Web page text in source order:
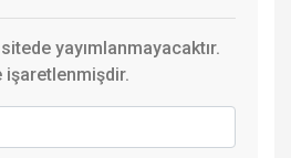
yayımlanmayacaktır.
işaretlenmişdir.